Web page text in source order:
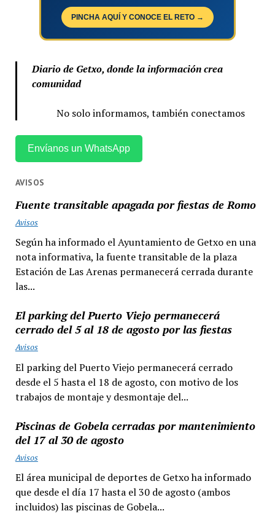
PINCHA AQUÍ Y CONOCE EL RETO →
Diario de Getxo, donde la información crea
comunidad
No solo informamos, también conectamos
Envíanos un WhatsApp
AVISOS
Fuente transitable apagada por fiestas de Romo
Avisos
Según ha informado el Ayuntamiento de Getxo en una
nota informativa, la fuente transitable de la plaza
Estación de Las Arenas permanecerá cerrada durante
las...
El parking del Puerto Viejo permanecerá
cerrado del 5 al 18 de agosto por las fiestas
Avisos
El parking del Puerto Viejo permanecerá cerrado
desde el 5 hasta el 18 de agosto, con motivo de los
trabajos de montaje y desmontaje del...
Piscinas de Gobela cerradas por mantenimiento
del 17 al 30 de agosto
Avisos
El área municipal de deportes de Getxo ha informado
que desde el día 17 hasta el 30 de agosto (ambos
incluidos) las piscinas de Gobela...